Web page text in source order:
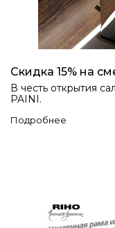
Скидка 15% на
В честь открытия
PAINI.
Подробнее